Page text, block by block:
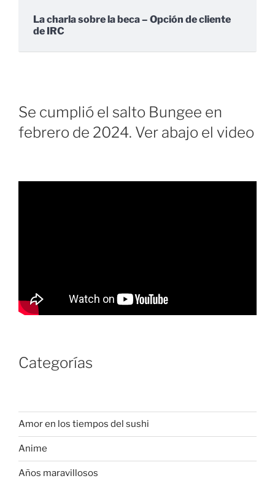
La charla sobre la beca – Opción de cliente
de IRC
Se cumplió el salto Bungee en
febrero de 2024. Ver abajo el video
Categorías
Amor en los tiempos del sushi
Anime
Años maravillosos